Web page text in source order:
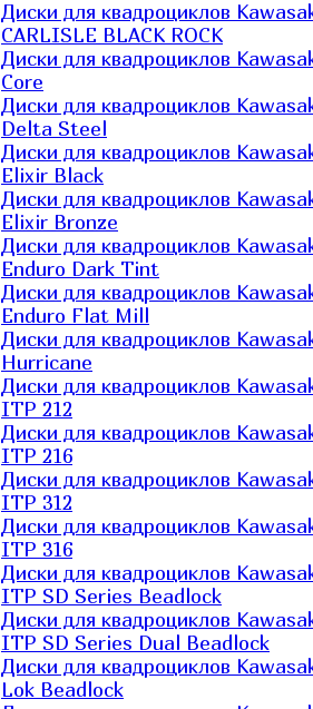
Диски для квадроциклов
CARLISLE BLACK ROCK
Диски для квадроциклов
Core
Диски для квадроциклов
Delta Steel
Диски для квадроциклов
Elixir Black
Диски для квадроциклов
Elixir Bronze
Диски для квадроциклов
Enduro Dark Tint
Диски для квадроциклов
Enduro Flat Mill
Диски для квадроциклов
Hurricane
Диски для квадроциклов
ITP 212
Диски для квадроциклов
ITP 216
Диски для квадроциклов
ITP 312
Диски для квадроциклов
ITP 316
Диски для квадроциклов
ITP SD Series Beadlock
Диски для квадроциклов
ITP SD Series Dual Beadlock
Диски для квадроциклов
Lok Beadlock